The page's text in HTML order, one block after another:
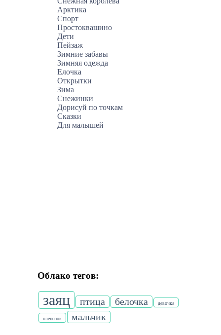
Арктика
Спорт
Простоквашино
Дети
Пейзаж
Зимние забавы
Зимняя одежда
Елочка
Открытки
Зима
Снежинки
Дорисуй по точкам
Сказки
Для малышей
Облако тегов:
заяц птица белочка девочка
олененок мальчик